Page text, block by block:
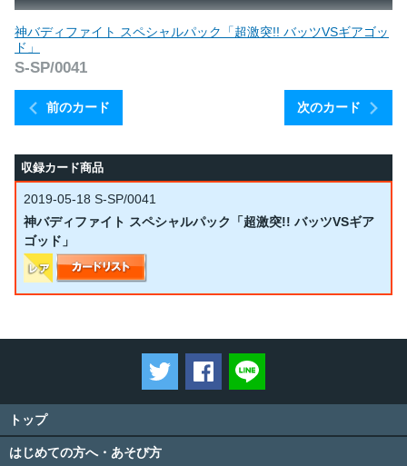
前のカード
神バディファイト スペシャルパック「超激突!! バッツVSギアゴッ
ド」
S-SP/0041
次のカード
収録カード商品
2019-05-18 S-SP/0041
神バディファイト スペシャルパック「超激突!! バッツVSギア
ゴッド」
ツイートするFacebookでシェアする
トップ
はじめての方へ・あそび方